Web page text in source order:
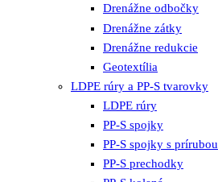
Drenážne odbočky
Drenážne zátky
Drenážne redukcie
Geotextília
LDPE rúry a PP-S tvarovky
LDPE rúry
PP-S spojky
PP-S spojky s prírubou
PP-S prechodky